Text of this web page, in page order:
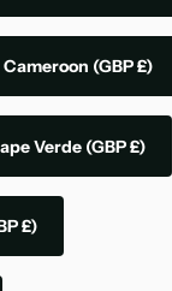
Cameroon (GBP £)
Verde (GBP £)
£)